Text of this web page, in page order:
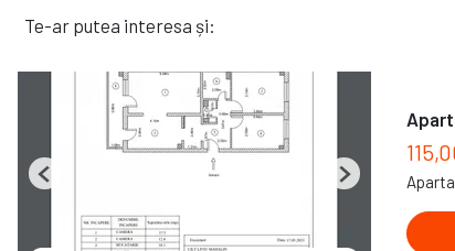
Te-ar putea interesa și:
Previous Next